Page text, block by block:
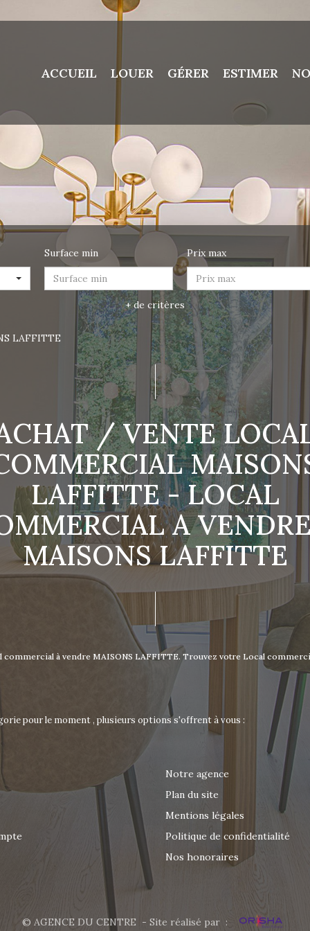
ACCUEIL LOUER GÉRER ESTIMER
Surface min Prix max
+ de critères
LAFFITTE
/ VENTE
LAFFITTE - LOCAL
A
MAISONS LAFFITTE
à vendre MAISONS LAFFITTE. Trouvez votre Local
pour le moment , plusieurs options s'offrent à vous :
Notre agence
Plan du site
Mentions légales
Politique de confidentialité
Nos honoraires
© AGENCE DU CENTRE - Site réalisé par :